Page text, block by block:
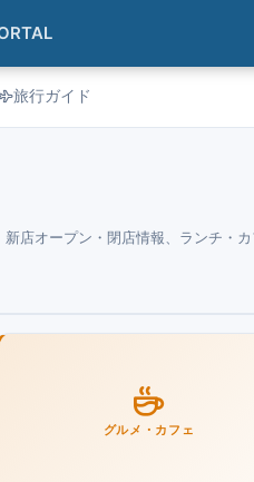
旅行ガイド
店オープン・閉店情報、ランチ・
グルメ・カフェ